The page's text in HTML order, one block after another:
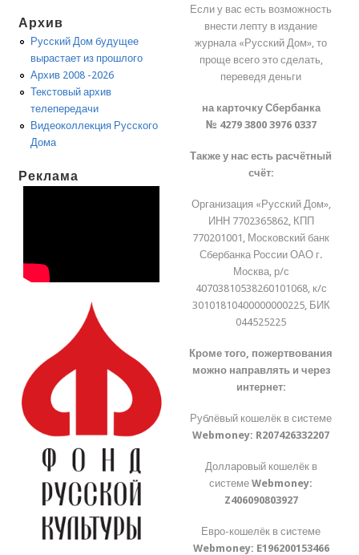
Архив
Русский Дом будущее
вырастает из прошлого
Архив 2008 -2026
Текстовый архив
телепередачи
Видеоколлекция Русского
Дома
Реклама
Если у вас есть возможность
внести лепту в издание
журнала «Русский Дом», то
проще всего это сделать,
переведя деньги
на карточку Сбербанка
№ 4279 3800 3976 0337
Также у нас есть расчётный
счёт:
Организация «Русский Дом»,
ИНН 7702365862, КПП
770201001, Московский банк
Сбербанка России ОАО г.
Москва, р/с
40703810538260101068, к/с
30101810400000000225, БИК
044525225
Кроме того, пожертвования
можно направлять и через
интернет:
Рублёвый кошелёк в системе
Webmoney: R207426332207
Долларовый кошелёк в
системеWebmoney:
Z406090803927
Евро-кошелёк в системе
Webmoney: E196200153466